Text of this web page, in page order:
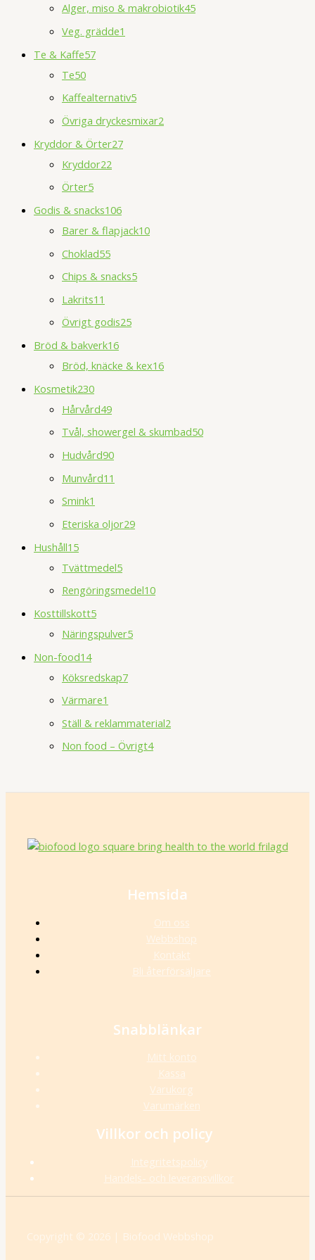
Alger, miso & makrobiotik45
Veg. grädde1
Te & Kaffe57
Te50
Kaffealternativ5
Övriga dryckesmixar2
Kryddor & Örter27
Kryddor22
Örter5
Godis & snacks106
Barer & flapjack10
Choklad55
Chips & snacks5
Lakrits11
Övrigt godis25
Bröd & bakverk16
Bröd, knäcke & kex16
Kosmetik230
Hårvård49
Tvål, showergel & skumbad50
Hudvård90
Munvård11
Smink1
Eteriska oljor29
Hushåll15
Tvättmedel5
Rengöringsmedel10
Kosttillskott5
Näringspulver5
Non-food14
Köksredskap7
Värmare1
Ställ & reklammaterial2
Non food – Övrigt4
Hemsida
Om oss
Webbshop
Kontakt
Bli återförsäljare
Snabblänkar
Mitt konto
Kassa
Varukorg
Varumärken
Villkor och policy
Integritetspolicy
Handels- och leveransvillkor
Copyright © 2026 | Biofood Webbshop